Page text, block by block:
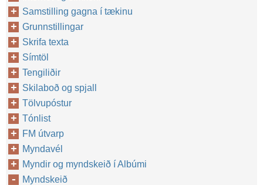
Samstilling gagna í tækinu
Grunnstillingar
Skrifa texta
Símtöl
Tengiliðir
Skilaboð og spjall
Tölvupóstur
Tónlist
FM útvarp
Myndavél
Myndir og myndskeið í Albúmi
Myndskeið